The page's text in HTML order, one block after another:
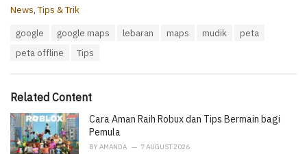
C
i
s
:
News,Tips & Trik
google google maps lebaran maps mudik
peta
peta offline
Tips
Related Content
Cara Aman Raih Robux dan Tips Bermain bagi
Pemula
BY AMANDA 7 AUGUST 2026